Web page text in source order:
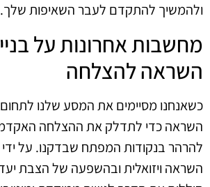
ולהמשיך להתקדם לעבר השאיפות שלך.
מחשבות אחרונות על
השראה להצלחה
כשאנחנו מסיימים את המסע שלנו
השראה כדי לתדלק את ההצלחה
להרהר בנקודות המפתח שבדקנו. על
השראה ויזואלית ובהשפעה של הצבת